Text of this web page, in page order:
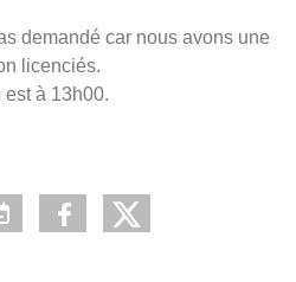
demandé car nous avons une
licenciés.
est à 13h00.